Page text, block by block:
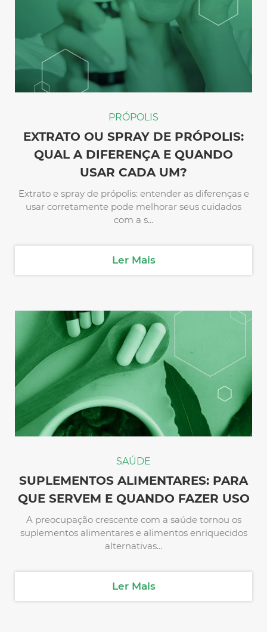
PRÓPOLIS
EXTRATO OU SPRAY DE PRÓPOLIS:
QUAL A DIFERENÇA E QUANDO
USAR CADA UM?
Extrato e spray de própolis: entender as diferenças e
usar corretamente pode melhorar seus cuidados
com a s...
Ler Mais
SAÚDE
SUPLEMENTOS ALIMENTARES: PARA
QUE SERVEM E QUANDO FAZER USO
A preocupação crescente com a saúde tornou os
suplementos alimentares e alimentos enriquecidos
alternativas...
Ler Mais